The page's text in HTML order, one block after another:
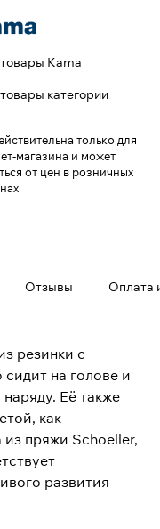
Kama
категории
только для
магазина и может
от цен в розничных
Отзывы Оплата
резинки с
на голове и
Её также
как
пряжи Schoeller,
развития